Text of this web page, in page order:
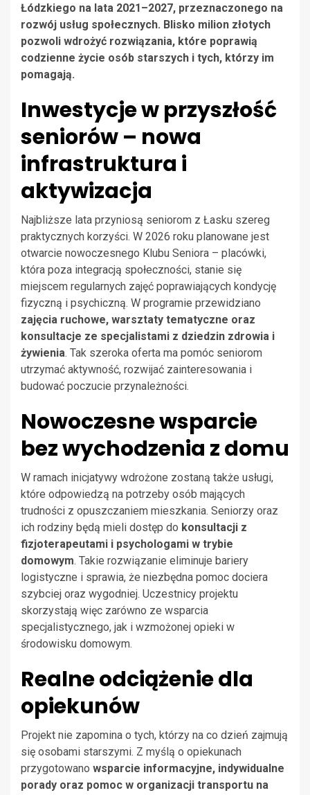
Łódzkiego na lata 2021–2027, przeznaczonego na
rozwój usług społecznych. Blisko milion złotych
pozwoli wdrożyć rozwiązania, które poprawią
codzienne życie osób starszych i tych, którzy im
pomagają.
Inwestycje w przyszłość
seniorów – nowa
infrastruktura i
aktywizacja
Najbliższe lata przyniosą seniorom z Łasku szereg
praktycznych korzyści. W 2026 roku planowane jest
otwarcie nowoczesnego Klubu Seniora – placówki,
która poza integracją społeczności, stanie się
miejscem regularnych zajęć poprawiających kondycję
fizyczną i psychiczną. W programie przewidziano
zajęcia ruchowe, warsztaty tematyczne oraz
konsultacje ze specjalistami z dziedzin zdrowia i
żywienia. Tak szeroka oferta ma pomóc seniorom
utrzymać aktywność, rozwijać zainteresowania i
budować poczucie przynależności.
Nowoczesne wsparcie
bez wychodzenia z domu
W ramach inicjatywy wdrożone zostaną także usługi,
które odpowiedzą na potrzeby osób mających
trudności z opuszczaniem mieszkania. Seniorzy oraz
ich rodziny będą mieli dostęp do konsultacji z
fizjoterapeutami i psychologami w trybie
domowym. Takie rozwiązanie eliminuje bariery
logistyczne i sprawia, że niezbędna pomoc dociera
szybciej oraz wygodniej. Uczestnicy projektu
skorzystają więc zarówno ze wsparcia
specjalistycznego, jak i wzmożonej opieki w
środowisku domowym.
Realne odciążenie dla
opiekunów
Projekt nie zapomina o tych, którzy na co dzień zajmują
się osobami starszymi. Z myślą o opiekunach
przygotowano wsparcie informacyjne, indywidualne
porady oraz pomoc w organizacji transportu na